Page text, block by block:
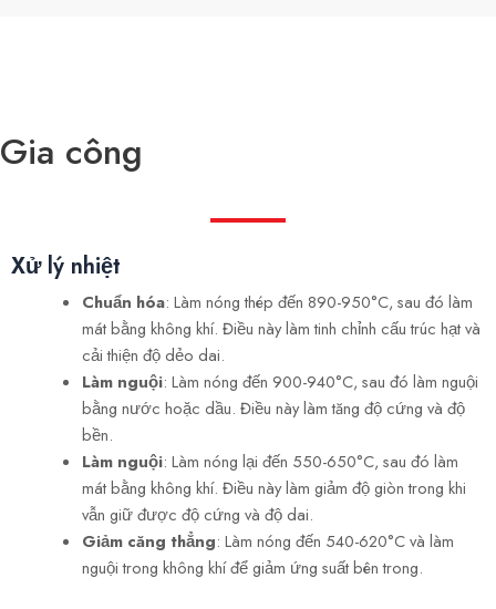
Gia công
Xử lý nhiệt
Chuẩn hóa: Làm nóng thép đến 890-950°C, sau đó làm
mát bằng không khí. Điều này làm tinh chỉnh cấu trúc hạt và
cải thiện độ dẻo dai.
Làm nguội: Làm nóng đến 900-940°C, sau đó làm nguội
bằng nước hoặc dầu. Điều này làm tăng độ cứng và độ
bền.
Làm nguội: Làm nóng lại đến 550-650°C, sau đó làm
mát bằng không khí. Điều này làm giảm độ giòn trong khi
vẫn giữ được độ cứng và độ dai.
Giảm căng thẳng: Làm nóng đến 540-620°C và làm
nguội trong không khí để giảm ứng suất bên trong.